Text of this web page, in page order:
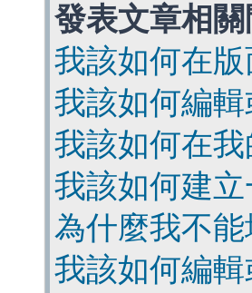
發表文章相關
我該如何在
我該如何編
我該如何在
我該如何建立
為什麼我不
我該如何編